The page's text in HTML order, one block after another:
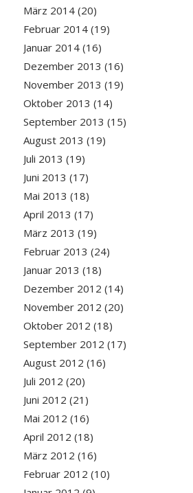
März 2014(20)
Februar 2014(19)
Januar 2014(16)
Dezember 2013 (16)
November 2013 (19)
Oktober 2013 (14)
September 2013 (15)
August 2013 (19)
Juli 2013 (19)
Juni 2013 (17)
Mai 2013 (18)
April 2013 (17)
März 2013 (19)
Februar 2013 (24)
Januar 2013 (18)
Dezember 2012 (14)
November 2012 (20)
Oktober 2012 (18)
September 2012 (17)
August 2012 (16)
Juli 2012 (20)
Juni 2012 (21)
Mai 2012 (16)
April 2012 (18)
März 2012 (16)
Februar 2012 (10)